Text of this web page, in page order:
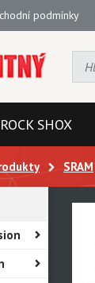
podmínky
ROCK SHOX
SRAM